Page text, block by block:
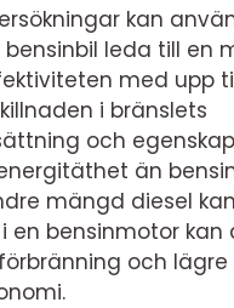
kan
bensinbil leda till en
med upp
i bränslets
och
än
mängd diesel
i en bensinmotor
och lägre